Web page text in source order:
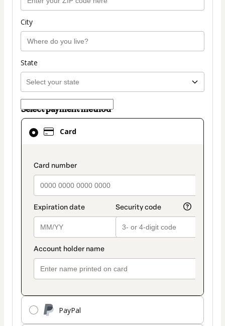
City
State
Select payment method
Card
payment_data.section_title_v2
PayPal
Card
selected
method